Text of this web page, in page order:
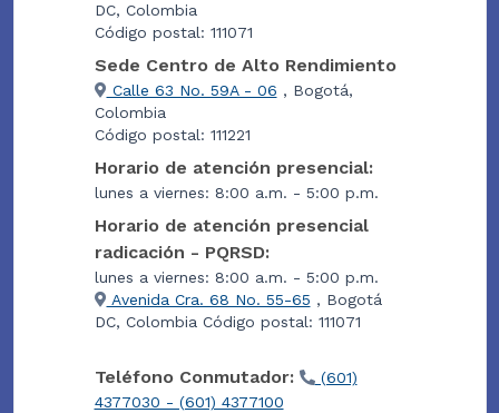
DC, Colombia
Código postal: 111071
Sede Centro de Alto Rendimiento
Calle 63 No. 59A - 06 , Bogotá,
Colombia
Código postal: 111221
Horario de atención presencial:
lunes a viernes: 8:00 a.m. - 5:00 p.m.
Horario de atención presencial
radicación - PQRSD:
lunes a viernes: 8:00 a.m. - 5:00 p.m.
Avenida Cra. 68 No. 55-65 , Bogotá
DC, Colombia Código postal: 111071
Teléfono Conmutador:
(601)
4377030 - (601) 4377100